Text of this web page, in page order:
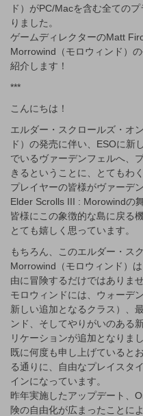
ド）がPC/Macを含む全ての
りました。
ゲームディレクターのMatt
Morrowind（モロウィンド）
紹介します！
***
こんにちは！
エルダー・スクロールズ・オ
ド）の発売に伴い、ESOに新
でいるヴァーデンフェルへ、
きるということに、とてもわ
プレイヤーの皆様がヴァーデ
Elder Scrolls III : Morowindの
皆様にこの象徴的な島に戻る
とても嬉しく思っています。
もちろん、このエルダー・ス
Morrowind（モロウィンド）
由に冒険するだけではありませ
モロウィンドには、ウォーデ
新しい追加となるクラス）、
ンド、そしてやりがいのある
リケーションが追加となりまし
既に何度も申し上げていると
る通りに、自由なプレイスタ
インになっています。
昨年実施したアップデート、
険の自由化が広まったことに